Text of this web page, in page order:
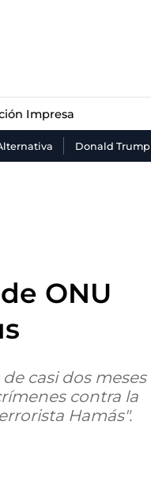
Impresa
Donald Trump
ONU
casi dos meses
contra la
Hamás".